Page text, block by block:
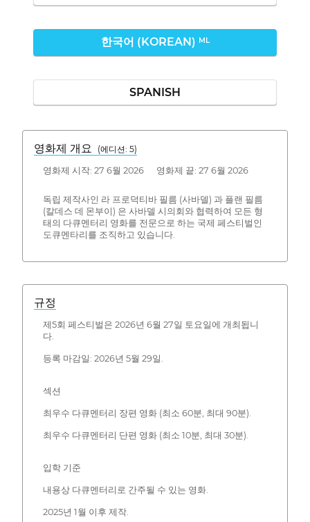
한국어 (KOREAN) ML
SPANISH
영화제 개요 (에디션: 5)
영화제 시작: 27 6월 2026 영화제 끝: 27 6월 2026
독립 제작사인 라 프로덕티바 필름 (사바델) 과 플랜 필름
(칼데스 데 몬부이) 은 사바델 시의회와 협력하여 모든 형
태의 다큐멘터리 영화를 전문으로 하는 국제 페스티벌인
도큐멘타리를 조직하고 있습니다.
규정
제5회 페스티벌은 2026년 6월 27일 토요일에 개최됩니
다.
등록 마감일: 2026년 5월 29일.
섹션
최우수 다큐멘터리 장편 영화 (최소 60분, 최대 90분).
최우수 다큐멘터리 단편 영화 (최소 10분, 최대 30분).
입학 기준
내용상 다큐멘터리로 간주될 수 있는 영화.
2025년 1월 이후 제작.